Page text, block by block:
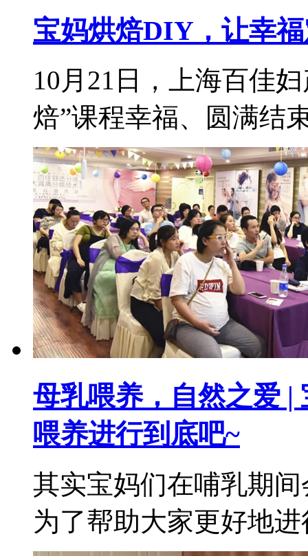
宝妈烘焙DIY，让幸
10月21日，上海百佳
焙”课程幸福、圆满结
母乳喂养，自然之爱 |
喂养进行到底吧~
其实宝妈们在哺乳期
为了帮助大家更好地